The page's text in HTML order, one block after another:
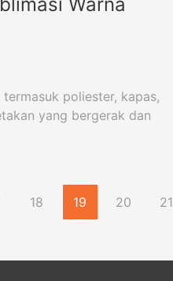
poliester, kapas,
yang bergerak dan
18 19 20 21